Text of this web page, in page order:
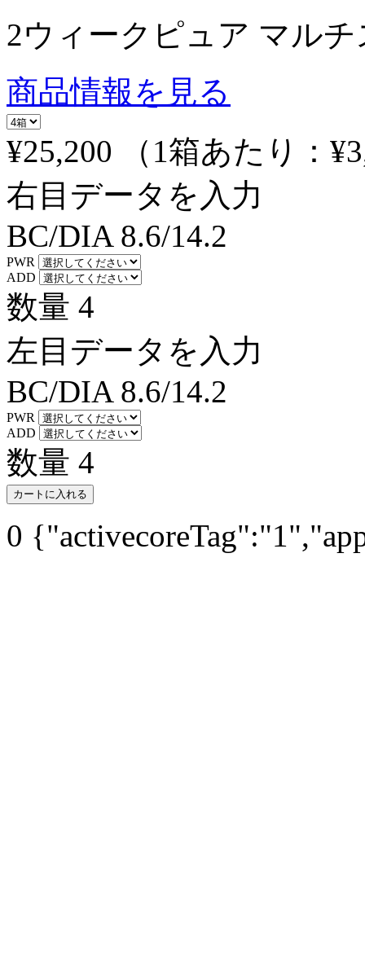
2ウィークピュア マル
商品情報を見る
¥25,200
（1箱あたり：
右目データを入力
BC/DIA 8.6/14.2
PWR
ADD
数量 4
左目データを入力
BC/DIA 8.6/14.2
PWR
ADD
数量 4
カートに入れる
0